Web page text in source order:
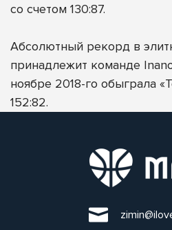
со счетом 130:87.
Абсолютный рекорд в
принадлежит команде
ноябре 2018-го обыграла
152:82.